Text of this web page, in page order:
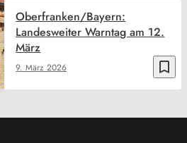
bookmark_border
9. März 2026
Oberfranken/Bayern:
Landesweiter Warntag am 12.
März